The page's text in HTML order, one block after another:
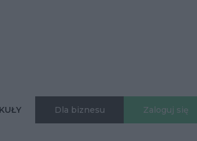
Dla biznesu Zaloguj się